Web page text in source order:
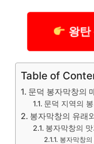
왕탄
Table of
문덕 봉자막창의
문덕 지역의
봉자막창의 유래
봉자막창의
봉자막창의